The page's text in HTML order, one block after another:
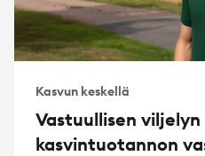
Kasvun keskellä
Vastuullisen
kasvintuotannon